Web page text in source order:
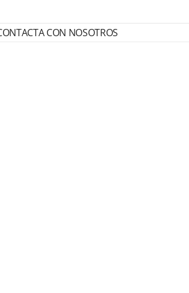
CON NOSOTROS